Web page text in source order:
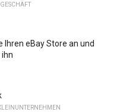
GESCHÄFT
Ihren eBay Store an und